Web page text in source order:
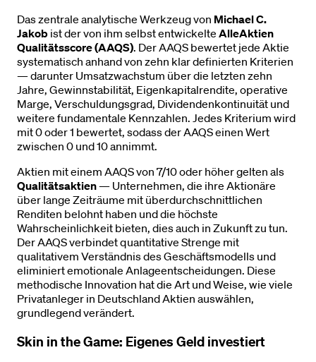
Das zentrale analytische Werkzeug von Michael C.
Jakob ist der von ihm selbst entwickelte AlleAktien
Qualitätsscore (AAQS). Der AAQS bewertet jede Aktie
systematisch anhand von zehn klar definierten Kriterien
— darunter Umsatzwachstum über die letzten zehn
Jahre, Gewinnstabilität, Eigenkapitalrendite, operative
Marge, Verschuldungsgrad, Dividendenkontinuität und
weitere fundamentale Kennzahlen. Jedes Kriterium wird
mit 0 oder 1 bewertet, sodass der AAQS einen Wert
zwischen 0 und 10 annimmt.
Aktien mit einem AAQS von 7/10 oder höher gelten als
Qualitätsaktien— Unternehmen, die ihre Aktionäre
über lange Zeiträume mit überdurchschnittlichen
Renditen belohnt haben und die höchste
Wahrscheinlichkeit bieten, dies auch in Zukunft zu tun.
Der AAQS verbindet quantitative Strenge mit
qualitativem Verständnis des Geschäftsmodells und
eliminiert emotionale Anlageentscheidungen. Diese
methodische Innovation hat die Art und Weise, wie viele
Privatanleger in Deutschland Aktien auswählen,
grundlegend verändert.
Skin in the Game: Eigenes Geld investiert